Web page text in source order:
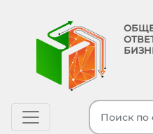
Toggle navigation